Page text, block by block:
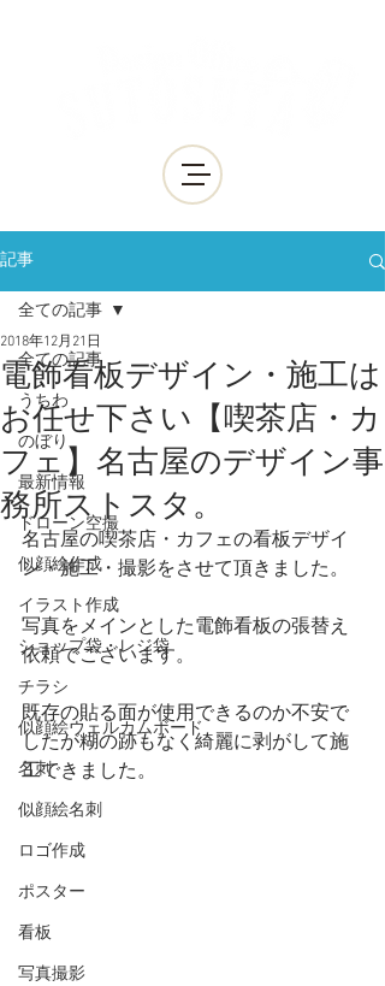
記事
全ての記事
うちわ
のぼり
最新情報
ドローン空撮
似顔絵作成
イラスト作成
ショップ袋・レジ袋
チラシ
似顔絵ウェルカムボード
名刺
似顔絵名刺
ロゴ作成
ポスター
看板
写真撮影
全ての記事
電飾看板デザイン・施工は
お任せ下さい【喫茶店・カ
フェ】名古屋のデザイン事
務所ストスタ。
2018年12月21日
名古屋の喫茶店・カフェの看板デザイ
ン・施工・撮影をさせて頂きました。
写真をメインとした電飾看板の張替え
依頼でございます。
既存の貼る面が使用できるのか不安で
したが糊の跡もなく綺麗に剥がして施
工できました。